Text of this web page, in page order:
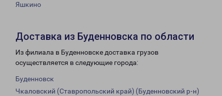
Яшкино
Доставка из Буденновска по области
Из филиала в Буденновске доставка грузов
осуществляется в следующие города:
Буденновск
Чкаловский (Ставропольский край) (Буденновский р-н)